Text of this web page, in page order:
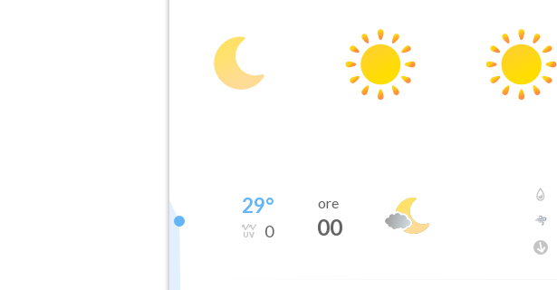
29°
0
ore
00